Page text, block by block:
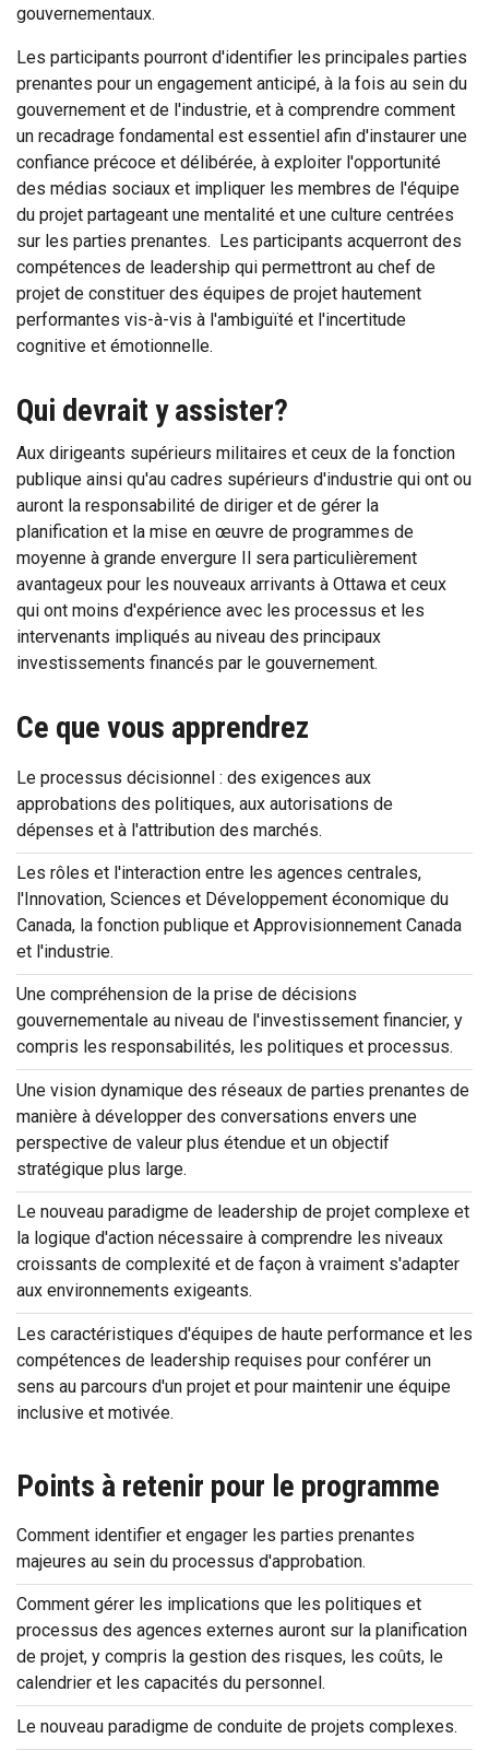
gouvernementaux.
Les participants pourront d'identifier les principales parties
prenantes pour un engagement anticipé, à la fois au sein du
gouvernement et de l'industrie, et à comprendre comment
un recadrage fondamental est essentiel afin d'instaurer une
confiance précoce et délibérée, à exploiter l'opportunité
des médias sociaux et impliquer les membres de l'équipe
du projet partageant une mentalité et une culture centrées
sur les parties prenantes. Les participants acquerront des
compétences de leadership qui permettront au chef de
projet de constituer des équipes de projet hautement
performantes vis-à-vis à l'ambiguïté et l'incertitude
cognitive et émotionnelle.
Qui devrait y assister?
Aux dirigeants supérieurs militaires et ceux de la fonction
publique ainsi qu'au cadres supérieurs d'industrie qui ont ou
auront la responsabilité de diriger et de gérer la
planification et la mise en œuvre de programmes de
moyenne à grande envergure Il sera particulièrement
avantageux pour les nouveaux arrivants à Ottawa et ceux
qui ont moins d'expérience avec les processus et les
intervenants impliqués au niveau des principaux
investissements financés par le gouvernement.
Ce que vous apprendrez
Le processus décisionnel : des exigences aux
approbations des politiques, aux autorisations de
dépenses et à l'attribution des marchés.
Les rôles et l'interaction entre les agences centrales,
l'Innovation, Sciences et Développement économique du
Canada, la fonction publique et Approvisionnement Canada
et l'industrie.
Une compréhension de la prise de décisions
gouvernementale au niveau de l'investissement financier, y
compris les responsabilités, les politiques et processus.
Une vision dynamique des réseaux de parties prenantes de
manière à développer des conversations envers une
perspective de valeur plus étendue et un objectif
stratégique plus large.
Le nouveau paradigme de leadership de projet complexe et
la logique d'action nécessaire à comprendre les niveaux
croissants de complexité et de façon à vraiment s'adapter
aux environnements exigeants.
Les caractéristiques d'équipes de haute performance et les
compétences de leadership requises pour conférer un
sens au parcours d'un projet et pour maintenir une équipe
inclusive et motivée.
Points à retenir pour le programme
Comment identifier et engager les parties prenantes
majeures au sein du processus d'approbation.
Comment gérer les implications que les politiques et
processus des agences externes auront sur la planification
de projet, y compris la gestion des risques, les coûts, le
calendrier et les capacités du personnel.
Le nouveau paradigme de conduite de projets complexes.